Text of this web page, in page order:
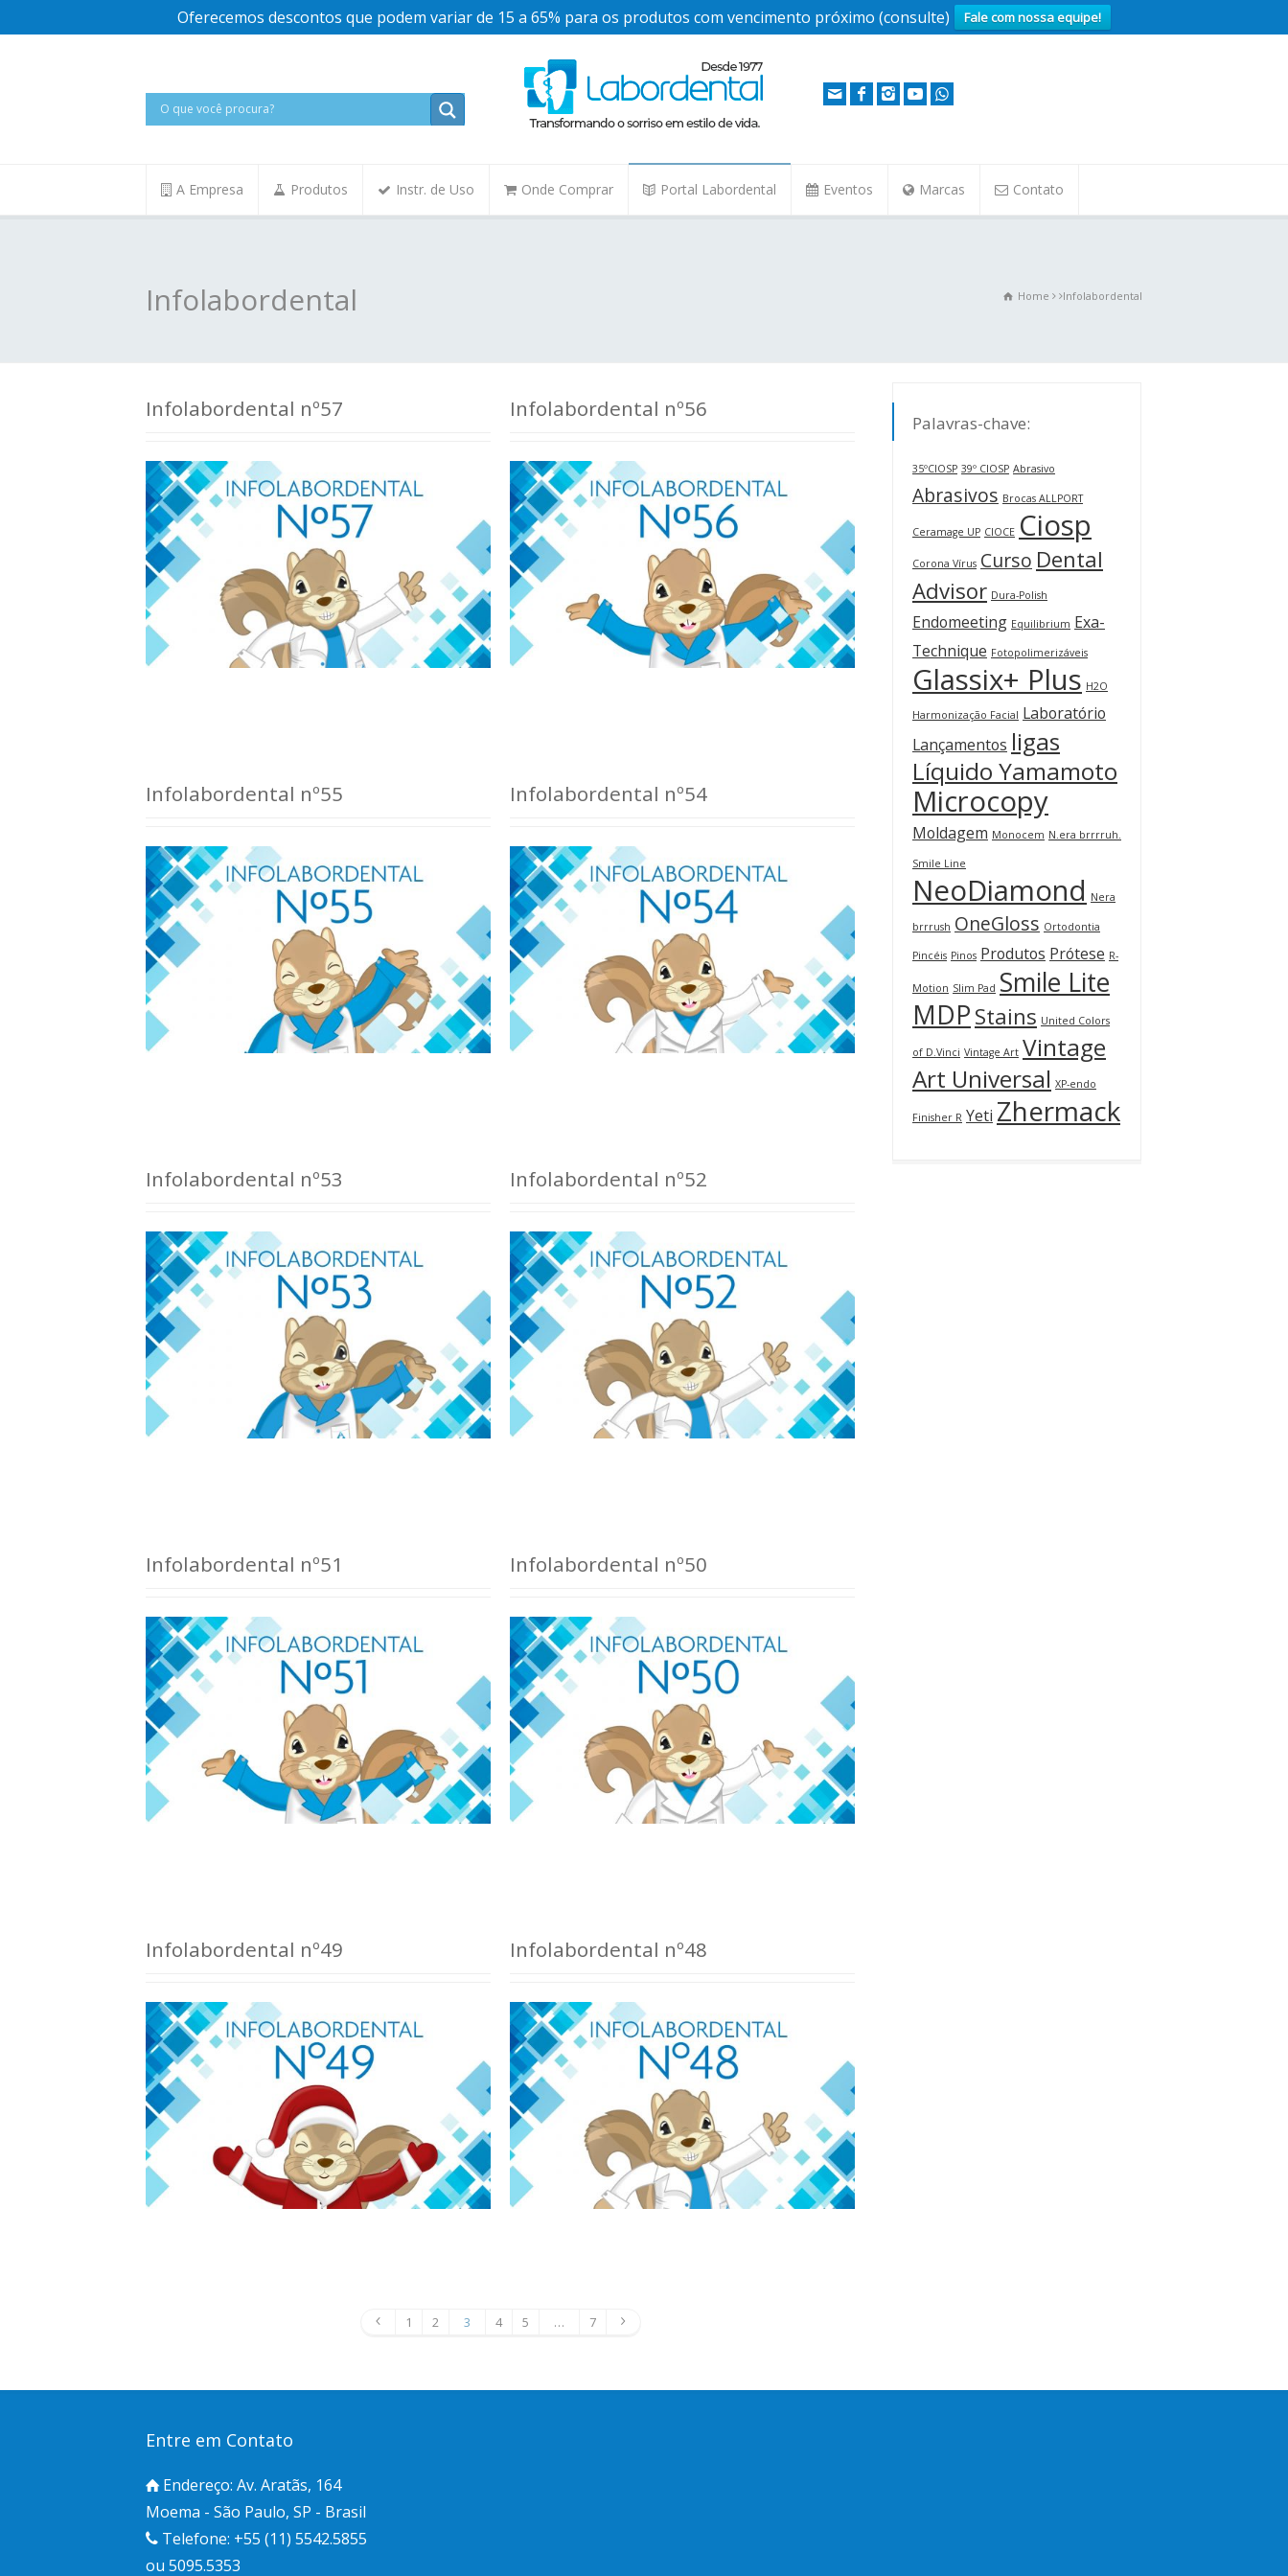
Oferecemos descontos que podem variar de 15 a 65% para os produtos com vencimento próximo (consulte) Fale com nossa equipe!
A Empresa Produtos Instr. de Uso Onde Comprar Portal Labordental Eventos Marcas Contato
Infolabordental Home Infolabordental
Infolabordental nº57 Infolabordental nº56
Infolabordental nº55 Infolabordental nº54
Infolabordental nº53 Infolabordental nº52
Infolabordental nº51 Infolabordental nº50
Infolabordental nº49 Infolabordental nº48
1 2 3 4 5 … 7
Palavras-chave:
35ºCIOSP 39º CIOSP Abrasivo
Abrasivos Brocas ALLPORT
Ceramage UP CIOCE Ciosp
Corona Vírus Curso Dental
Advisor Dura-Polish
Endomeeting Equilibrium Exa-
Technique Fotopolimerizáveis
Glassix+ Plus H2O
Harmonização Facial Laboratório
Lançamentos ligas
Líquido Yamamoto
Microcopy
Moldagem Monocem N.era brrrruh.
Smile Line
NeoDiamond Nera
brrrush OneGloss Ortodontia
Pincéis Pinos Produtos Prótese R-
Motion Slim Pad Smile Lite
MDP Stains United Colors
of D.Vinci Vintage Art Vintage
Art Universal XP-endo
Finisher R Yeti Zhermack
Entre em Contato
Endereço: Av. Aratãs, 164
Moema - São Paulo, SP - Brasil
Telefone: +55 (11) 5542.5855
ou 5095.5353